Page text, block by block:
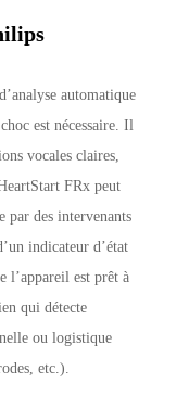
automatique
est nécessaire. Il
vocales claires,
FRx peut
par des intervenants
indicateur d’état
l’appareil est prêt à
qui détecte
ou logistique
etc.).